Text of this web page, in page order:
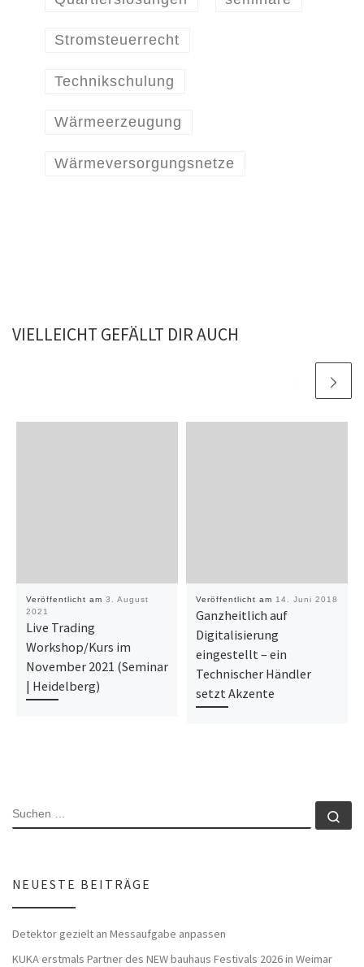
Stromsteuerrecht
Technikschulung
Wärmeerzeugung
Wärmeversorgungsnetze
VIELLEICHT GEFÄLLT DIR AUCH
Veröffentlicht am 3. August
2021
Live Trading
Workshop/Kurs im
November 2021 (Seminar
| Heidelberg)
Veröffentlicht am 14. Juni 2018
Ganzheitlich auf
Digitalisierung
eingestellt – ein
Technischer Händler
setzt Akzente
SUCHE
NEUESTE BEITRÄGE
Detektor gezielt an Messaufgabe anpassen
KUKA erstmals Partner des NEW bauhaus Festivals 2026 in Weimar